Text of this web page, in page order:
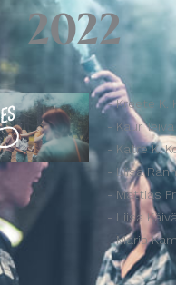
2022
- Kreete K.
- Kaur Teiva
- Katre K.
- Liisa
- Mattias
- Liisa
- Maria